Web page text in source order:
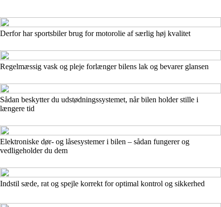
Derfor har sportsbiler brug for motorolie af særlig høj kvalitet
Regelmæssig vask og pleje forlænger bilens lak og bevarer glansen
Sådan beskytter du udstødningssystemet, når bilen holder stille i
længere tid
Elektroniske dør- og låsesystemer i bilen – sådan fungerer og
vedligeholder du dem
Indstil sæde, rat og spejle korrekt for optimal kontrol og sikkerhed